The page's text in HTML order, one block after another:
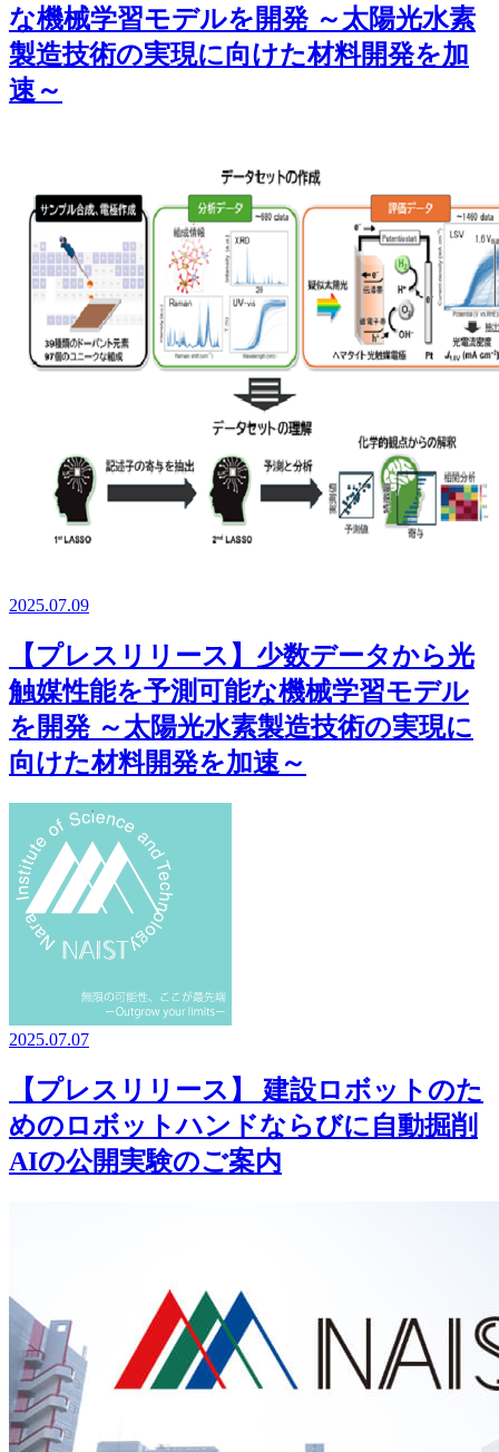
な機械学習モデルを開発 ～太陽光水素
製造技術の実現に向けた材料開発を加
速～
2025.07.09
【プレスリリース】少数データから光
触媒性能を予測可能な機械学習モデル
を開発 ～太陽光水素製造技術の実現に
向けた材料開発を加速～
2025.07.07
【プレスリリース】 建設ロボットのた
めのロボットハンドならびに自動掘削
AIの公開実験のご案内